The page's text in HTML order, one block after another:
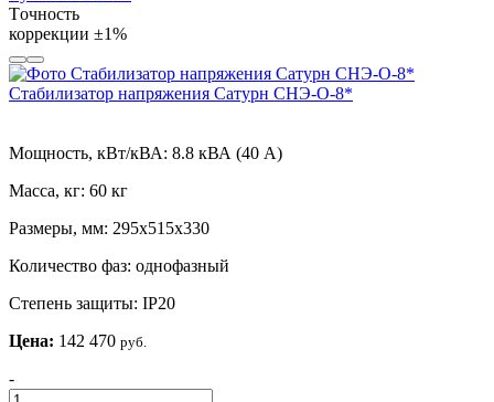
Tочность
коррекции ±1%
Стабилизатор напряжения Сатурн СНЭ-О-8*
Мощность, кВт/кВА: 8.8 кВА (40 А)
Масса, кг: 60 кг
Размеры, мм: 295х515х330
Количество фаз: однофазный
Степень защиты: IP20
Цена: 142 470 руб.
-